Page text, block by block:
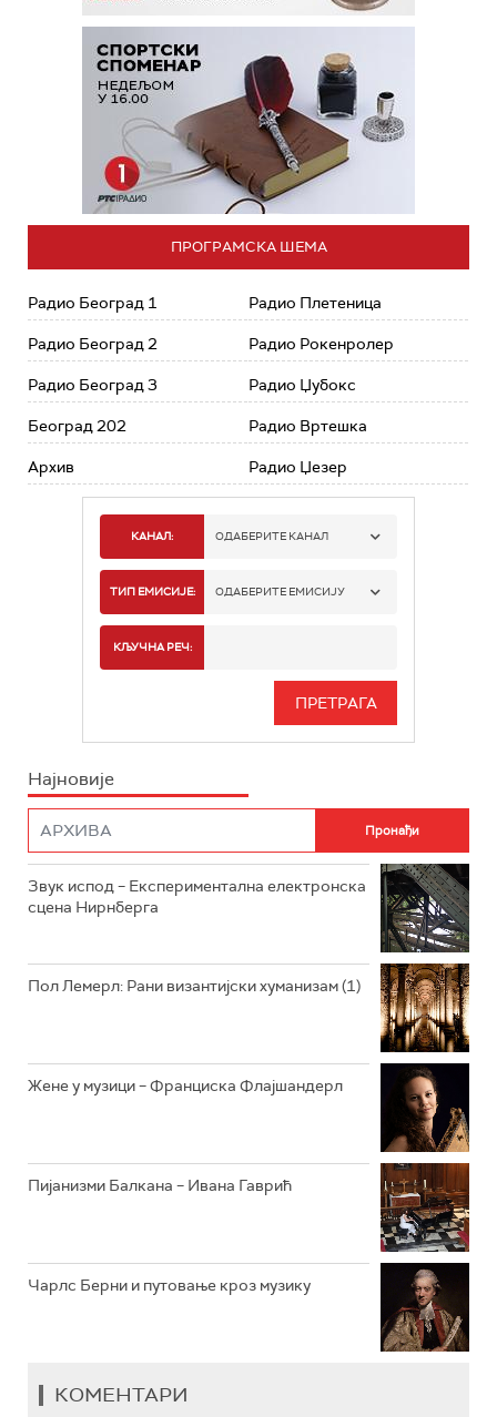
ПРОГРАМСКА ШЕМА
Радио Београд 1
Радио Београд 2
Радио Београд 3
Београд 202
Архив
Радио Плетеница
Радио Рокенролер
Радио Џубокс
Радио Вртешка
Радио Џезер
КАНАЛ: ОДАБЕРИТЕ КАНАЛ
РАДИО БЕОГРАД 1
РАДИО БЕОГРАД 3
РАДИО РОКЕНРОЛЕР
РАДИО ЏЕЗЕР
ТИП ЕМИСИЈЕ: ОДАБЕРИТЕ ЕМИСИЈУ
ИНФО
КЉУЧНА РЕЧ:
Најновије
Звук испод – Експериментална електронска
сцена Нирнберга
Пол Лемерл: Рани византијски хуманизам (1)
Жене у музици – Франциска Флајшандерл
Пијанизми Балкана – Ивана Гаврић
Чарлс Берни и путовање кроз музику
КОМЕНТАРИ